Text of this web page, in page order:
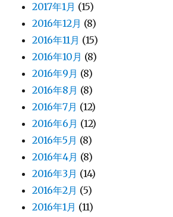
2017年1月 (15)
2016年12月 (8)
2016年11月 (15)
2016年10月 (8)
2016年9月 (8)
2016年8月 (8)
2016年7月 (12)
2016年6月 (12)
2016年5月 (8)
2016年4月 (8)
2016年3月 (14)
2016年2月 (5)
2016年1月 (11)